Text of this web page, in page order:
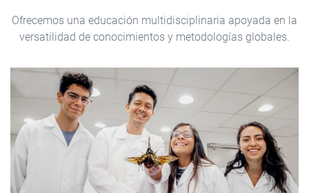
Ofrecemos una educación multidisciplinaria apoyada en la
versatilidad de conocimientos y metodologías globales.